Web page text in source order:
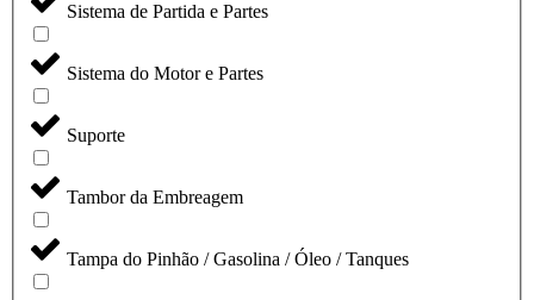
Sistema de Partida e Partes
Sistema do Motor e Partes
Suporte
Tambor da Embreagem
Tampa do Pinhão / Gasolina / Óleo / Tanques